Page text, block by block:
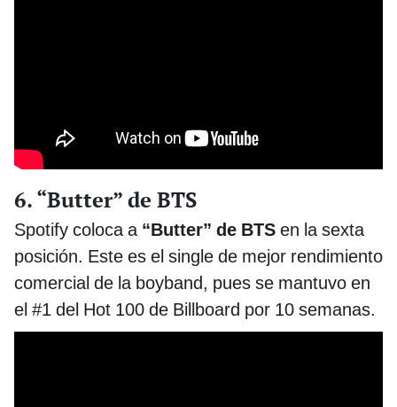
6. “Butter” de BTS
Spotify coloca a “Butter” de BTS en la sexta
posición. Este es el single de mejor rendimiento
comercial de la boyband, pues se mantuvo en
el #1 del Hot 100 de Billboard por 10 semanas.